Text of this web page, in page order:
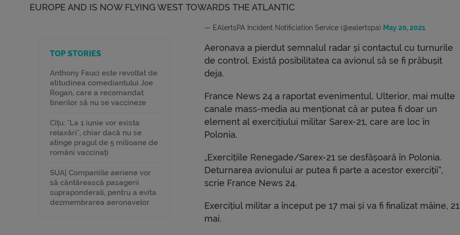
EUROPE AND IS NOW FLYING WEST TOWARDS THE ATLANTIC
TOP STORIES
Anthony Fauci este revoltat de
atitudinea comediantului Joe
Rogan, care a recomandat
tinerilor să nu se vaccineze
Cîțu: "La 1 iunie vor exista
relaxări", chiar dacă nu se
atinge pragul de 5 milioane de
români vaccinați
SUA| Companiile aeriene vor
să cântărească pasagerii
supraponderali, pentru a evita
dezmembrarea aeronavelor
— EAlertsPA Incident Notificiation Service (@ealertspa) May 20, 2021
Aeronava a pierdut semnalul radar și contactul cu turnurile
de control. Există posibilitatea ca avionul să se fi prăbușit
deja.
France News 24 a raportat evenimentul. Ulterior, mai multe
canale mass-media au menționat că ar putea fi doar un
element al exercițiului militar Sarex-21, care are loc în
Polonia.
„Exercițiile Renegade/Sarex-21 se desfășoară în Polonia.
Deturnarea avionului ar putea fi parte a acestor exerciții”,
scrie France News 24.
Exercițiul militar a început pe 17 mai și va fi finalizat mâine, 21
mai.